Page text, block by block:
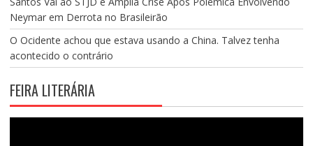
Neymar em Derrota no Brasileirão
O Ocidente achou que estava usando a China. Talvez tenha
acontecido o contrário
FEIRA LITERÁRIA